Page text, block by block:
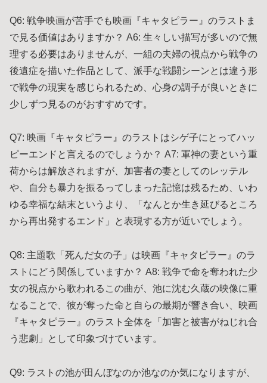
Q6: 戦争映画が苦手でも映画『キャタピラー』のラストま
で見る価値はありますか？ A6: 生々しい描写が多いので無
理する必要はありませんが、一組の夫婦の視点から戦争の
後遺症を描いた作品として、派手な戦闘シーンとは違う形
で戦争の現実を感じられるため、心身の調子が良いときに
少しずつ見るのがおすすめです。
Q7: 映画『キャタピラー』のラストはシゲ子にとってハッ
ピーエンドと言えるのでしょうか？ A7: 軍神の妻という重
荷からは解放されますが、加害者の妻としてのレッテル
や、自分も暴力を振るってしまった記憶は残るため、いわ
ゆる幸福な結末というより、「なんとか生き延びるところ
から再出発するエンド」と表現する方が近いでしょう。
Q8: 主題歌「死んだ女の子」は映画『キャタピラー』のラ
ストにどう関係していますか？ A8: 戦争で命を奪われた少
女の視点から歌われるこの曲が、池に沈む久蔵の映像に重
なることで、彼が奪った命と自らの最期が響き合い、映画
『キャタピラー』のラスト全体を「加害と被害がねじれ合
う悲劇」として印象づけています。
Q9: ラストの池が田んぼなのか池なのか気になりますが、